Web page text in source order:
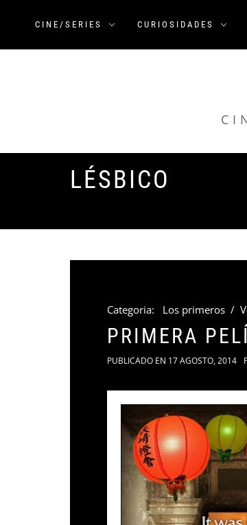
CINE/SERIES CURIOSIDADES
LÉSBICO
Categoria: Los primeros /
PRIMERA
PUBLICADO EN 17 AGOSTO, 2014